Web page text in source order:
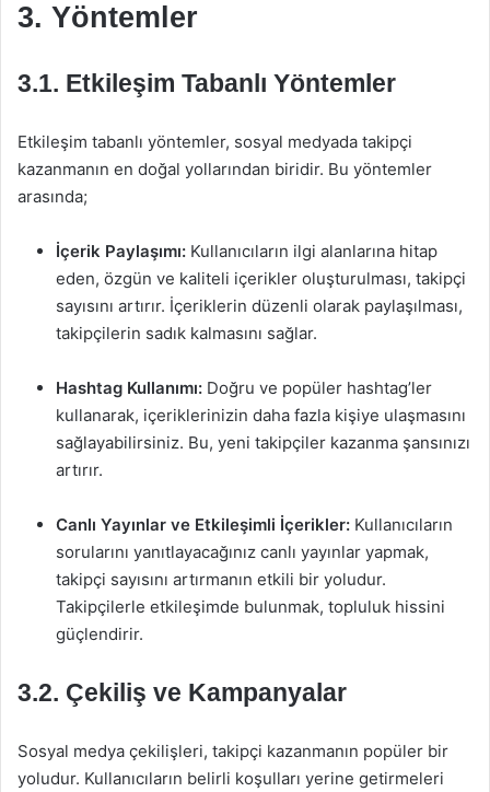
3. Yöntemler
3.1. Etkileşim Tabanlı Yöntemler
Etkileşim tabanlı yöntemler, sosyal medyada takipçi
kazanmanın en doğal yollarından biridir. Bu yöntemler
arasında;
İçerik Paylaşımı: Kullanıcıların ilgi alanlarına hitap
eden, özgün ve kaliteli içerikler oluşturulması, takipçi
sayısını artırır. İçeriklerin düzenli olarak paylaşılması,
takipçilerin sadık kalmasını sağlar.
Hashtag Kullanımı: Doğru ve popüler hashtag’ler
kullanarak, içeriklerinizin daha fazla kişiye ulaşmasını
sağlayabilirsiniz. Bu, yeni takipçiler kazanma şansınızı
artırır.
Canlı Yayınlar ve Etkileşimli İçerikler: Kullanıcıların
sorularını yanıtlayacağınız canlı yayınlar yapmak,
takipçi sayısını artırmanın etkili bir yoludur.
Takipçilerle etkileşimde bulunmak, topluluk hissini
güçlendirir.
3.2. Çekiliş ve Kampanyalar
Sosyal medya çekilişleri, takipçi kazanmanın popüler bir
yoludur. Kullanıcıların belirli koşulları yerine getirmeleri